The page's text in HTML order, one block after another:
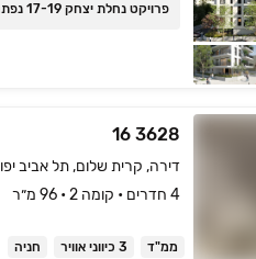
פרויקט נחלת יצחק ‏17-19 נפתח ל- PRESALE
3628 16
דירה, קרית שלום, תל אביב יפו
4 חדרים • קומה ‎2‏ • 96 מ״ר
ממ"ד 3 כיווני אוויר חניה